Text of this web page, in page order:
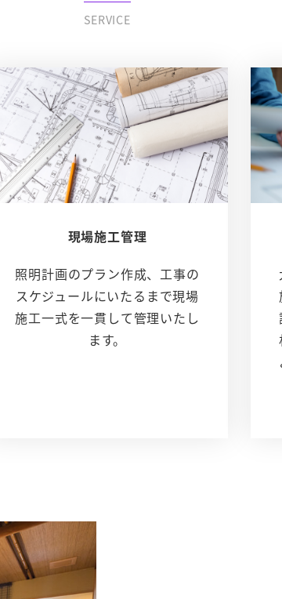
SERVICE
現場施工管理
照明計画のプラン作成、工事の
スケジュールにいたるまで現場
施工一式を一貫して管理いたし
ます。